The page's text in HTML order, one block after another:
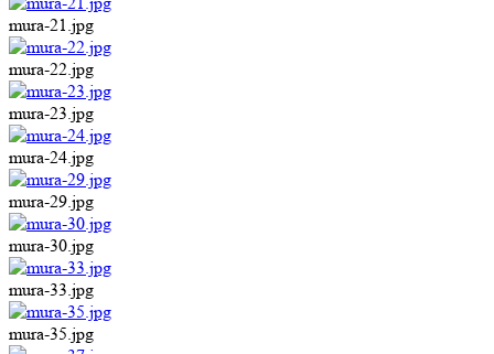
mura-21.jpg
mura-22.jpg
mura-23.jpg
mura-24.jpg
mura-29.jpg
mura-30.jpg
mura-33.jpg
mura-35.jpg